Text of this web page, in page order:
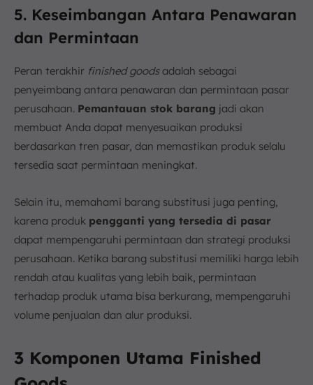
5. Keseimbangan Antara Penawaran
dan Permintaan
Peran terakhir finished goodsadalah sebagai
penyeimbang antara penawaran dan permintaan pasar
perusahaan. Pemantauan stok barang jadi akan
membuat Anda dapat menyesuaikan produksi
berdasarkan tren pasar, dan memastikan produk selalu
tersedia saat permintaan meningkat.
Selain itu, memahami barang substitusi juga penting,
karena produk pengganti yang tersedia di pasar
dapat mempengaruhi permintaan dan strategi produksi
perusahaan. Ketika barang substitusi memiliki harga lebih
rendah atau kualitas yang lebih baik, permintaan
terhadap produk utama bisa berkurang, mempengaruhi
volume penjualan dan alur produksi.
3 Komponen Utama Finished